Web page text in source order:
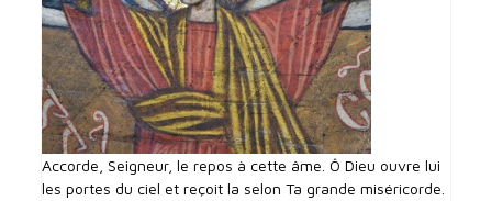
Accorde, Seigneur, le repos à cette âme. Ô Dieu ouvre lui
les portes du ciel et reçoit la selon Ta grande miséricorde.